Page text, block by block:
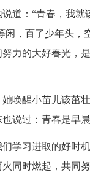
道：“青春，我
，百了少年头，
力的大好春光，
唤醒小苗儿该茁
也说过：青春是
学习进取的好时
同时燃起，共同